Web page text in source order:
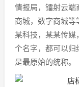
情报局，镭射云端
商城，数字商城
某科技，某某传媒
个名字，都可以归
是最原始的统称。